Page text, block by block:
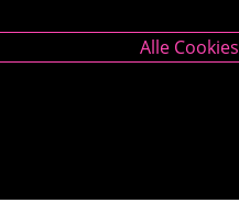
Alle Cookies